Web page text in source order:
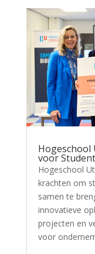
Hogeschool
voor
Hogeschool
krachten om
samen te
innovatieve
projecten en
voor